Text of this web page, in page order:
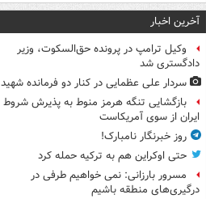
آخرین اخبار
وکیل ترامپ در پرونده حق‌السکوت، وزیر
دادگستری شد
سردار علی عظمایی در کنار دو فرمانده شهید
بازگشایی تنگه هرمز منوط به پذیرش شروط
ایران از سوی آمریکاست
روز خبرنگار نامبارک!
حتی اوکراین هم به ترکیه حمله کرد
مسرور بارزانی: نمی خواهیم طرفی در
درگیری‌های منطقه باشیم